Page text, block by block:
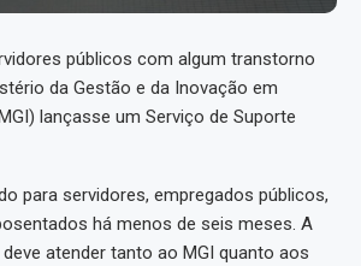
públicos com algum transtorno
da Gestão e da Inovação em
lançasse um Serviço de Suporte
para servidores, empregados públicos,
há menos de seis meses. A
atender tanto ao MGI quanto aos